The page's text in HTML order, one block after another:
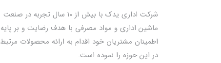
شرکت اداری یدک با بیش از 10 سال تجربه در صنعت
ماشین اداری و مواد مصرفی با هدف رضایت و بر پایه
اطمینان مشتریان خود اقدام به ارائه محصولات مرتبط
در این حوزه را نموده است.